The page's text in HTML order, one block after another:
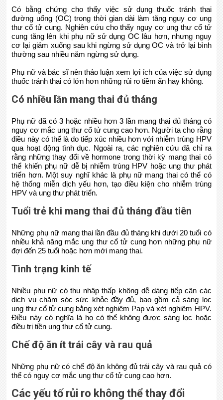
Có bằng chứng cho thấy việc sử dụng thuốc tránh thai
đường uống (OC) trong thời gian dài làm tăng nguy cơ ung
thư cổ tử cung. Nghiên cứu cho thấy nguy cơ ung thư cổ tử
cung tăng lên khi phụ nữ sử dụng OC lâu hơn, nhưng nguy
cơ lại giảm xuống sau khi ngừng sử dụng OC và trở lại bình
thường sau nhiều năm ngừng sử dụng.
Phụ nữ và bác sĩ nên thảo luận xem lợi ích của việc sử dụng
thuốc tránh thai có lớn hơn những rủi ro tiềm ẩn hay không.
Có nhiều lần mang thai đủ tháng
Phụ nữ đã có 3 hoặc nhiều hơn 3 lần mang thai đủ tháng có
nguy cơ mắc ung thư cổ tử cung cao hơn. Người ta cho rằng
điều này có thể là do tiếp xúc nhiều hơn với nhiễm trùng HPV
qua hoạt động tình dục. Ngoài ra, các nghiên cứu đã chỉ ra
rằng những thay đổi về hormone trong thời kỳ mang thai có
thể khiến phụ nữ dễ bị nhiễm trùng HPV hoặc ung thư phát
triển hơn. Một suy nghĩ khác là phụ nữ mang thai có thể có
hệ thống miễn dịch yếu hơn, tạo điều kiện cho nhiễm trùng
HPV và ung thư phát triển.
Tuổi trẻ khi mang thai đủ tháng đầu tiên
Những phụ nữ mang thai lần đầu đủ tháng khi dưới 20 tuổi có
nhiều khả năng mắc ung thư cổ tử cung hơn những phụ nữ
đợi đến 25 tuổi hoặc hơn mới mang thai.
Tình trạng kinh tế
Nhiều phụ nữ có thu nhập thấp không dễ dàng tiếp cận các
dịch vụ chăm sóc sức khỏe đầy đủ, bao gồm cả sàng lọc
ung thư cổ tử cung bằng xét nghiệm Pap và xét nghiệm HPV.
Điều này có nghĩa là họ có thể không được sàng lọc hoặc
điều trị tiền ung thư cổ tử cung.
Chế độ ăn ít trái cây và rau quả
Những phụ nữ có chế độ ăn không đủ trái cây và rau quả có
thể có nguy cơ mắc ung thư cổ tử cung cao hơn.
Các yếu tố rủi ro không thể thay đổi